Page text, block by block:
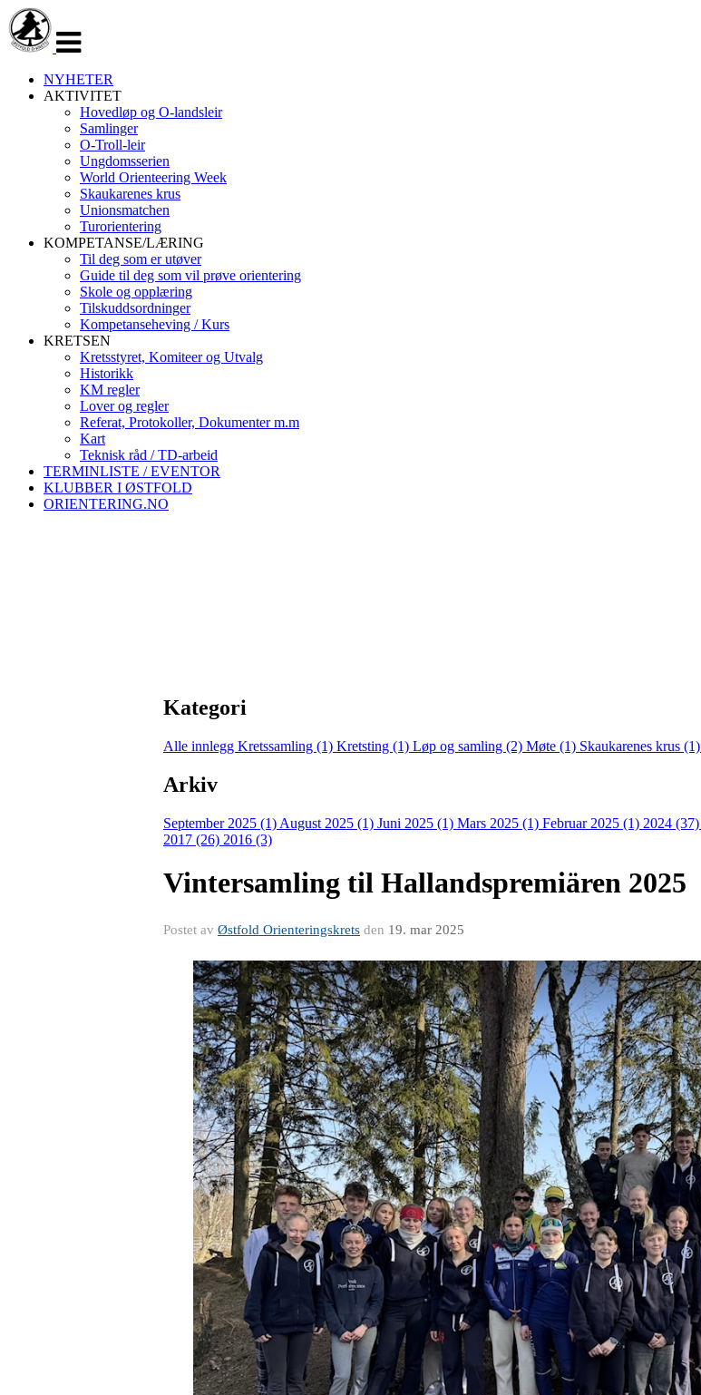
navigasjon
NYHETER
AKTIVITET
Hovedløp og O-landsleir
Samlinger
O-Troll-leir
Ungdomsserien
World Orienteering Week
Skaukarenes krus
Unionsmatchen
Turorientering
KOMPETANSE/LÆRING
Til deg som er utøver
Guide til deg som vil prøve orientering
Skole og opplæring
Tilskuddsordninger
Kompetanseheving / Kurs
KRETSEN
Kretsstyret, Komiteer og Utvalg
Historikk
KM regler
Lover og regler
Referat, Protokoller, Dokumenter m.m
Kart
Teknisk råd / TD-arbeid
TERMINLISTE / EVENTOR
KLUBBER I ØSTFOLD
ORIENTERING.NO
Kategori
Alle innlegg Kretssamling (1) Kretsting (1) Løp og samling (2) Møte (1) Skaukarenes krus (1)
Arkiv
September 2025 (1) August 2025 (1) Juni 2025 (1) Mars 2025 (1) Februar 2025 (1) 2024 (37)
2017 (26) 2016 (3)
Vintersamling til Hallandspremiären 2025
Postet av Østfold Orienteringskrets den 19. mar 2025